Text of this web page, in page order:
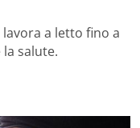
a letto fino a
salute.